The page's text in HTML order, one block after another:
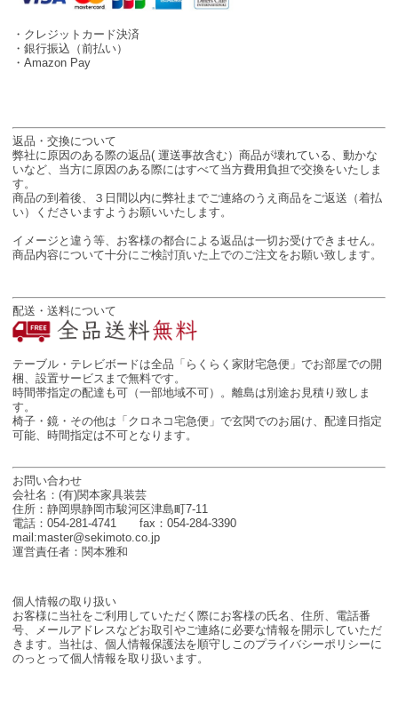
・クレジットカード決済
・銀行振込（前払い）
・Amazon Pay
返品・交換について
弊社に原因のある際の返品( 運送事故含む）商品が壊れている、動かな
いなど、当方に原因のある際にはすべて当方費用負担で交換をいたしま
す。
商品の到着後、３日間以内に弊社までご連絡のうえ商品をご返送（着払
い）くださいますようお願いいたします。
イメージと違う等、お客様の都合による返品は一切お受けできません。
商品内容について十分にご検討頂いた上でのご注文をお願い致します。
配送・送料について
テーブル・テレビボードは全品「らくらく家財宅急便」でお部屋での開
梱、設置サービスまで無料です。
時間帯指定の配達も可（一部地域不可）。離島は別途お見積り致しま
す。
椅子・鏡・その他は「クロネコ宅急便」で玄関でのお届け、配達日指定
可能、時間指定は不可となります。
お問い合わせ
会社名：(有)関本家具装芸
住所：静岡県静岡市駿河区津島町7-11
電話：054-281-4741 fax：054-284-3390
mail:master@sekimoto.co.jp
運営責任者：関本雅和
個人情報の取り扱い
お客様に当社をご利用していただく際にお客様の氏名、住所、電話番
号、メールアドレスなどお取引やご連絡に必要な情報を開示していただ
きます。当社は、個人情報保護法を順守しこのプライバシーポリシーに
のっとって個人情報を取り扱います。